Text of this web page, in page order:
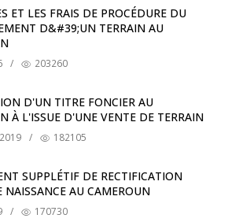
ET LES FRAIS DE PROCÉDURE DU
D&#39;UN TERRAIN AU
/ 203260
D'UN TITRE FONCIER AU
À L'ISSUE D'UNE VENTE DE TERRAIN
/ 182105
SUPPLÉTIF DE RECTIFICATION
NAISSANCE AU CAMEROUN
/ 170730